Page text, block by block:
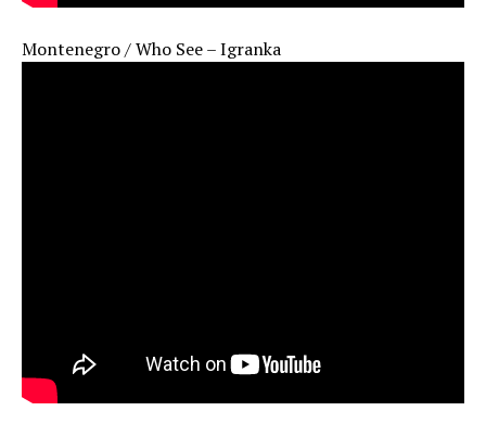
Montenegro / Who See – Igranka